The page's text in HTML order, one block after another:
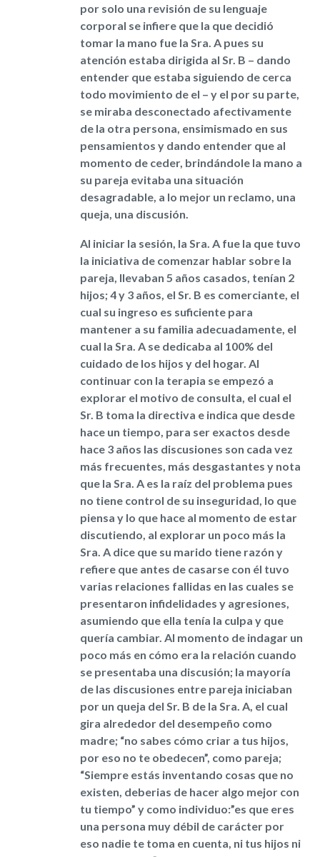
por solo una revisión de su lenguaje
corporal se infiere que la que decidió
tomar la mano fue la Sra. A pues su
atención estaba dirigida al Sr. B – dando
entender que estaba siguiendo de cerca
todo movimiento de el – y el por su parte,
se miraba desconectado afectivamente
de la otra persona, ensimismado en sus
pensamientos y dando entender que al
momento de ceder, brindándole la mano a
su pareja evitaba una situación
desagradable, a lo mejor un reclamo, una
queja, una discusión.
Al iniciar la sesión, la Sra. A fue la que tuvo
la iniciativa de comenzar hablar sobre la
pareja, llevaban 5 años casados, tenían 2
hijos; 4 y 3 años, el Sr. B es comerciante, el
cual su ingreso es suficiente para
mantener a su familia adecuadamente, el
cual la Sra. A se dedicaba al 100% del
cuidado de los hijos y del hogar. Al
continuar con la terapia se empezó a
explorar el motivo de consulta, el cual el
Sr. B toma la directiva e indica que desde
hace un tiempo, para ser exactos desde
hace 3 años las discusiones son cada vez
más frecuentes, más desgastantes y nota
que la Sra. A es la raíz del problema pues
no tiene control de su inseguridad, lo que
piensa y lo que hace al momento de estar
discutiendo, al explorar un poco más la
Sra. A dice que su marido tiene razón y
refiere que antes de casarse con él tuvo
varias relaciones fallidas en las cuales se
presentaron infidelidades y agresiones,
asumiendo que ella tenía la culpa y que
quería cambiar. Al momento de indagar un
poco más en cómo era la relación cuando
se presentaba una discusión; la mayoría
de las discusiones entre pareja iniciaban
por un queja del Sr. B de la Sra. A, el cual
gira alrededor del desempeño ​como
madre; “no sabes cómo criar a tus hijos,
por eso no te obedecen”, como pareja;
“Siempre estás inventando cosas que no
existen, deberias de hacer algo mejor con
tu tiempo” y como individuo:”es que eres
una persona muy débil de carácter por
eso nadie te toma en cuenta, ni tus hijos ni